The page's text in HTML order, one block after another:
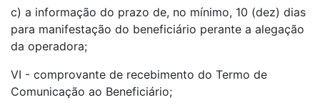
c) a informação do prazo de, no mínimo, 10 (dez) dias
para manifestação do beneficiário perante a alegação
da operadora;
VI - comprovante de recebimento do Termo de
Comunicação ao Beneficiário;